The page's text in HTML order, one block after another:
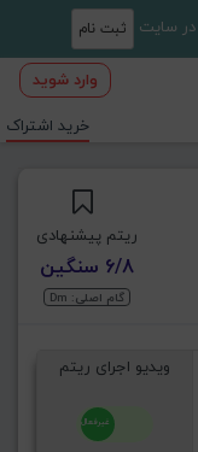
ثبت نام
وارد شوید
خرید اشتراک
ریتم پیشنهادی
6/8 سنگین
گام اصلی: Dm
ویدیو اجرای ریتم